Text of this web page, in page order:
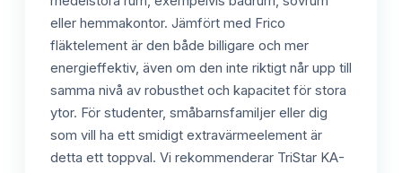
eller hemmakontor. Jämfört med Frico
fläktelement är den både billigare och mer
energieffektiv, även om den inte riktigt når upp till
samma nivå av robusthet och kapacitet för stora
ytor. För studenter, småbarnsfamiljer eller dig
som vill ha ett smidigt extravärmeelement är
detta ett toppval. Vi rekommenderar TriStar KA-